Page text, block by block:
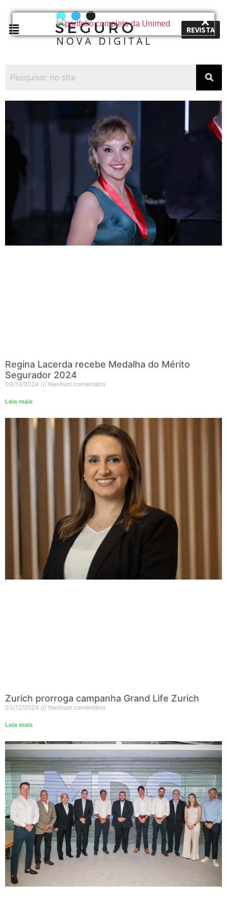
REVISTA
Regina Lacerda recebe Medalha do Mérito
Segurador 2024
03/12/2024 Nenhum comentário
Leia mais
Zurich prorroga campanha Grand Life Zurich
03/12/2024 Nenhum comentário
Leia mais